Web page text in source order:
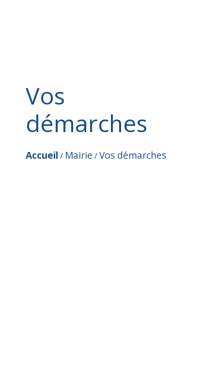
Vos
démarches
Accueil / Mairie /Vos démarches